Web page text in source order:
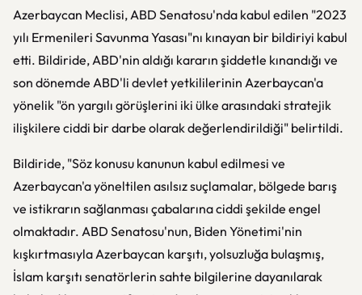
Azerbaycan Meclisi, ABD Senatosu'nda kabul edilen "2023
yılı Ermenileri Savunma Yasası"nı kınayan bir bildiriyi kabul
etti. Bildiride, ABD'nin aldığı kararın şiddetle kınandığı ve
son dönemde ABD'li devlet yetkililerinin Azerbaycan'a
yönelik "ön yargılı görüşlerini iki ülke arasındaki stratejik
ilişkilere ciddi bir darbe olarak değerlendirildiği" belirtildi.
Bildiride, "Söz konusu kanunun kabul edilmesi ve
Azerbaycan'a yöneltilen asılsız suçlamalar, bölgede barış
ve istikrarın sağlanması çabalarına ciddi şekilde engel
olmaktadır. ABD Senatosu'nun, Biden Yönetimi'nin
kışkırtmasıyla Azerbaycan karşıtı, yolsuzluğa bulaşmış,
İslam karşıtı senatörlerin sahte bilgilerine dayanılarak